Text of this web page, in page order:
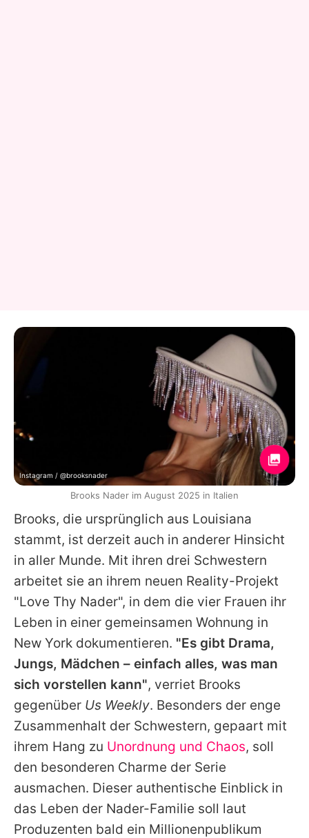
Brooks, die ursprünglich aus Louisiana
stammt, ist derzeit auch in anderer Hinsicht
in aller Munde. Mit ihren drei Schwestern
arbeitet sie an ihrem neuen Reality-Projekt
"Love Thy Nader", in dem die vier Frauen ihr
Leben in einer gemeinsamen Wohnung in
New York dokumentieren. "Es gibt Drama,
Jungs, Mädchen – einfach alles, was man
sich vorstellen kann", verriet Brooks
gegenüber Us Weekly. Besonders der enge
Zusammenhalt der Schwestern, gepaart mit
ihrem Hang zu Unordnung und Chaos, soll
den besonderen Charme der Serie
ausmachen. Dieser authentische Einblick in
das Leben der Nader-Familie soll laut
Produzenten bald ein Millionenpublikum
Instagram / @brooksnader
Brooks Nader im August 2025 in Italien